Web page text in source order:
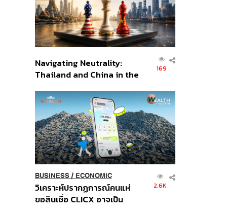
Navigating Neutrality:
Thailand and China in the
Order
169
BUSINESS/ ECONOMIC
วิเคราะห์ปรากฏการณ์คนแห่
ขอสินเชื่อ CLICX อาจเป็น
2.6K